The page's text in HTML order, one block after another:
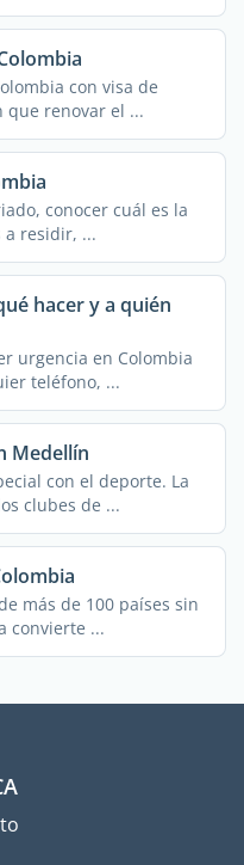
con visa de
que renovar el ...
conocer cuál es la
a residir, ...
hacer y a quién
urgencia en Colombia
teléfono, ...
Medellín
con el deporte. La
clubes de ...
más de 100 países sin
convierte ...